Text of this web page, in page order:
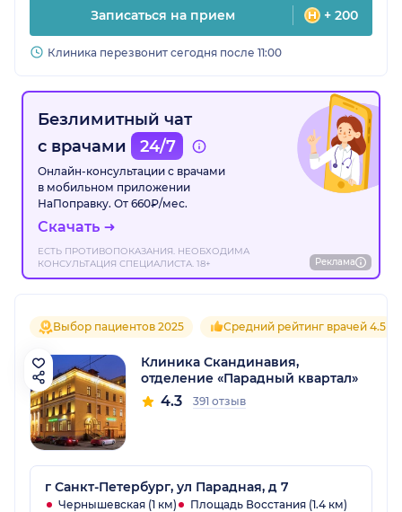
Записаться на прием + 200
Клиника перезвонит сегодня после 11:00
Безлимитный чат
с врачами
24/7
Онлайн-консультации с врачами
в мобильном приложении
НаПоправку. От 660₽/мес.
Скачать
ЕСТЬ ПРОТИВОПОКАЗАНИЯ. НЕОБХОДИМА
КОНСУЛЬТАЦИЯ СПЕЦИАЛИСТА. 18+
Реклама
Выбор пациентов 2025 Средний рейтинг врачей 4.5
Клиника Скандинавия,
отделение «Парадный квартал»
4.3 391 отзыв
г Санкт-Петербург, ул Парадная, д 7
Чернышевская (1 км)
Площадь Восстания (1.4 км)